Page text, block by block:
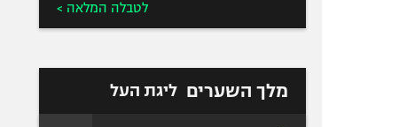
לטבלה המלאה >
מלך השערים ליגת העל